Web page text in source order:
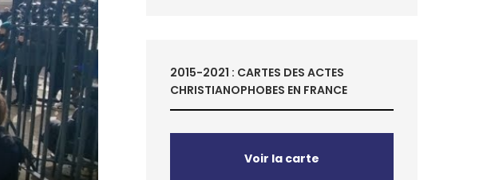
2015-2021 : CARTES DES ACTES
CHRISTIANOPHOBES EN FRANCE
Voir la carte